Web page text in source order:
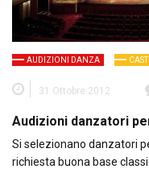
AUDIZIONI DANZA
31 Ottobre 2012
Audizioni danzatori
Si selezionano danzatori
richiesta buona base